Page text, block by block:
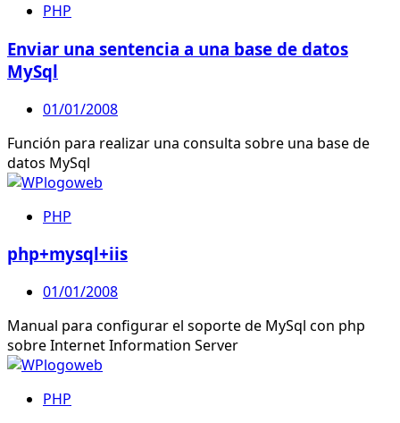
PHP
Enviar una sentencia a una base de datos
MySql
01/01/2008
Función para realizar una consulta sobre una base de
datos MySql
PHP
php+mysql+iis
01/01/2008
Manual para configurar el soporte de MySql con php
sobre Internet Information Server
PHP